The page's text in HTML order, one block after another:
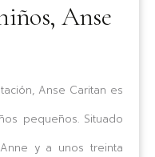
Anse
Anse Caritan es
pequeños. Situado
y a unos treinta